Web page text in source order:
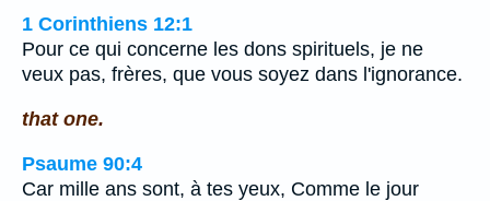
1 Corinthiens 12:1
Pour ce qui concerne les dons spirituels, je ne
veux pas, frères, que vous soyez dans l'ignorance.
that one.
Psaume 90:4
Car mille ans sont, à tes yeux, Comme le jour